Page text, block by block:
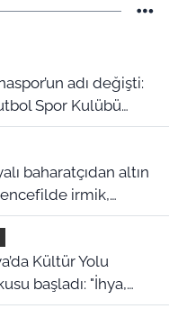
Spor Kulübü
irmik,
var!"
başladı: "İhya,
normalleşiyoruz"